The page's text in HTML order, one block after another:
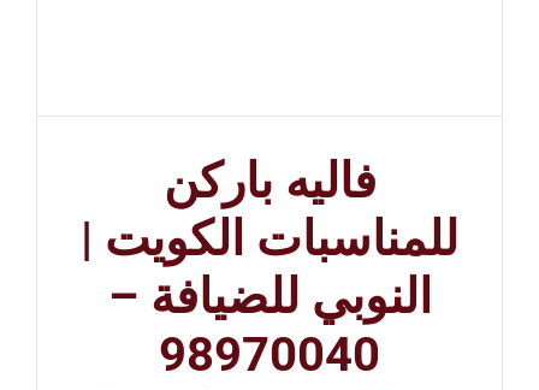
فاليه باركن
للمناسبات الكويت |
النوبي للضيافة –
98970040